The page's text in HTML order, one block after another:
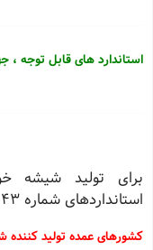
استاندارد های قابل توجه
برای تولید شیشه
استانداردهای شماره 43 رعایت شوند .
کشورهای عمده تولید کننده